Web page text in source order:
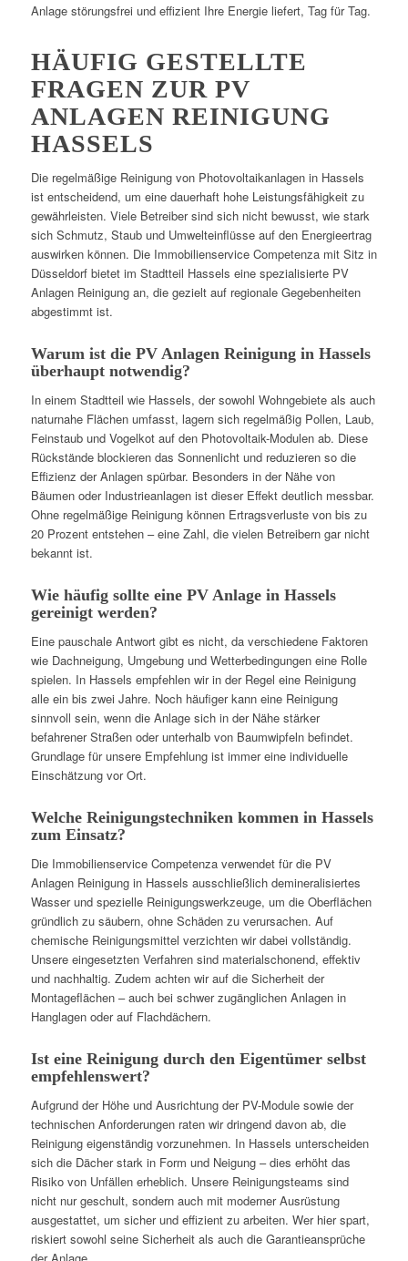
Anlage störungsfrei und effizient Ihre Energie liefert, Tag für Tag.
HÄUFIG GESTELLTE
FRAGEN ZUR PV
ANLAGEN REINIGUNG
HASSELS
Die regelmäßige Reinigung von Photovoltaikanlagen in Hassels
ist entscheidend, um eine dauerhaft hohe Leistungsfähigkeit zu
gewährleisten. Viele Betreiber sind sich nicht bewusst, wie stark
sich Schmutz, Staub und Umwelteinflüsse auf den Energieertrag
auswirken können. Die Immobilienservice Competenza mit Sitz in
Düsseldorf bietet im Stadtteil Hassels eine spezialisierte PV
Anlagen Reinigung an, die gezielt auf regionale Gegebenheiten
abgestimmt ist.
Warum ist die PV Anlagen Reinigung in Hassels
überhaupt notwendig?
In einem Stadtteil wie Hassels, der sowohl Wohngebiete als auch
naturnahe Flächen umfasst, lagern sich regelmäßig Pollen, Laub,
Feinstaub und Vogelkot auf den Photovoltaik-Modulen ab. Diese
Rückstände blockieren das Sonnenlicht und reduzieren so die
Effizienz der Anlagen spürbar. Besonders in der Nähe von
Bäumen oder Industrieanlagen ist dieser Effekt deutlich messbar.
Ohne regelmäßige Reinigung können Ertragsverluste von bis zu
20 Prozent entstehen – eine Zahl, die vielen Betreibern gar nicht
bekannt ist.
Wie häufig sollte eine PV Anlage in Hassels
gereinigt werden?
Eine pauschale Antwort gibt es nicht, da verschiedene Faktoren
wie Dachneigung, Umgebung und Wetterbedingungen eine Rolle
spielen. In Hassels empfehlen wir in der Regel eine Reinigung
alle ein bis zwei Jahre. Noch häufiger kann eine Reinigung
sinnvoll sein, wenn die Anlage sich in der Nähe stärker
befahrener Straßen oder unterhalb von Baumwipfeln befindet.
Grundlage für unsere Empfehlung ist immer eine individuelle
Einschätzung vor Ort.
Welche Reinigungstechniken kommen in Hassels
zum Einsatz?
Die Immobilienservice Competenza verwendet für die PV
Anlagen Reinigung in Hassels ausschließlich demineralisiertes
Wasser und spezielle Reinigungswerkzeuge, um die Oberflächen
gründlich zu säubern, ohne Schäden zu verursachen. Auf
chemische Reinigungsmittel verzichten wir dabei vollständig.
Unsere eingesetzten Verfahren sind materialschonend, effektiv
und nachhaltig. Zudem achten wir auf die Sicherheit der
Montageflächen – auch bei schwer zugänglichen Anlagen in
Hanglagen oder auf Flachdächern.
Ist eine Reinigung durch den Eigentümer selbst
empfehlenswert?
Aufgrund der Höhe und Ausrichtung der PV-Module sowie der
technischen Anforderungen raten wir dringend davon ab, die
Reinigung eigenständig vorzunehmen. In Hassels unterscheiden
sich die Dächer stark in Form und Neigung – dies erhöht das
Risiko von Unfällen erheblich. Unsere Reinigungsteams sind
nicht nur geschult, sondern auch mit moderner Ausrüstung
ausgestattet, um sicher und effizient zu arbeiten. Wer hier spart,
riskiert sowohl seine Sicherheit als auch die Garantieansprüche